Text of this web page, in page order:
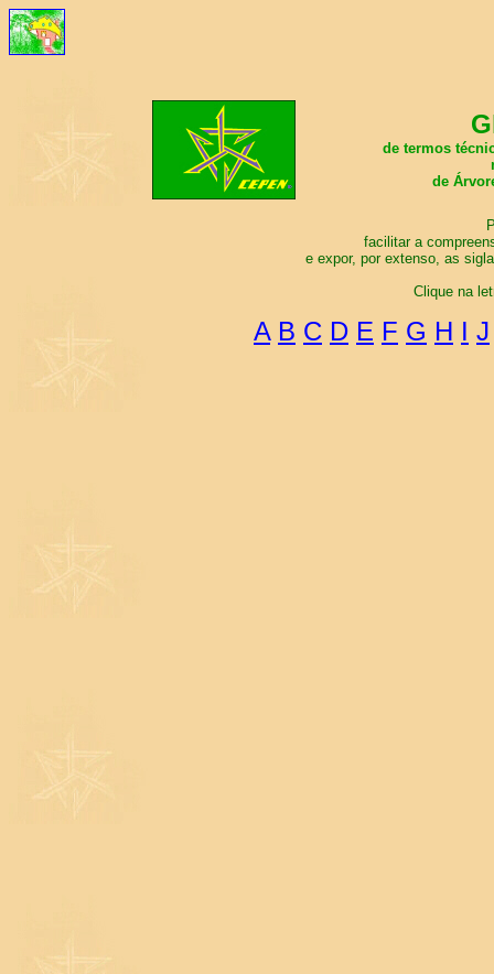
de termos
de
facilitar a
e expor, por extenso, as
Clique na
A B C D E F G H I J